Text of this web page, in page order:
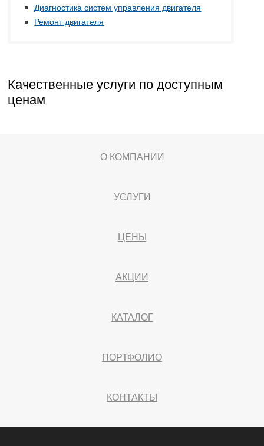
Диагностика систем управления двигателя
Ремонт двигателя
Качественные услуги по доступным
ценам
О КОМПАНИИ
УСЛУГИ
ЦЕНЫ
АКЦИИ
КАТАЛОГ
ПОРТФОЛИО
КОНТАКТЫ